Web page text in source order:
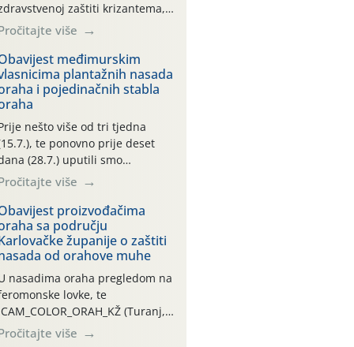
zaštiti krizantema,
prije zamračivanja u proteklom
smo mjesecu tri puta upućivali
o preventivnim
zaštite krizantema od
uzročnika bolesti,
i fito-fagnih grinja (23.7.,
06.7.)! Na početku ovog
je zabilježeno je
i ekstremno vruće
razdoblje, uz
temperature […]
više
međimurskim
plantažnih nasada
i pojedinačnih stabla
nešto više od tri tjedna
te ponovno prije deset
(28.7.) uputili smo
vlasnicima plantažnih
nasada oraha i pojedinačnih
o početku leta i
potrebi usmjerenog
orahove muhe
completa)! Već
dana traje drugi
“toplinski udar”, koji
naročito izražen zadnja šest
(31.7.-05.8.), jer najviše
zraka svakodnevno
više
proizvođačima
sa području
županije o zaštiti
od orahove muhe
nasadima oraha pregledom na
lovke, te
CAM_COLOR_ORAH_KŽ (Turanj,
zabilježena je mala
više